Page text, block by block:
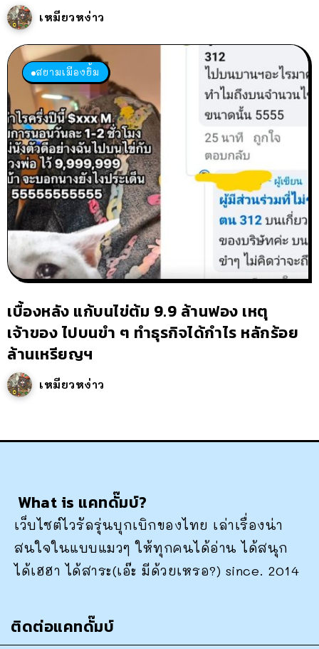
เหมียวหง่าว
สยามเมืองยิ้ม
เบื้องหลัง แก้บนไข่ต้ม 9.9 ล้านฟอง เหตุ
เจ้าของ ไปบนขำ ๆ ทำธุรกิจได้กำไร หลักร้อย
ล้านเหรียญฯ
เหมียวหง่าว
What is แคทดั๊มบ์?
เว็บไซต์ไวรัลรุ่นบุกเบิกของไทย เล่าเรื่องน่า
สนใจในแบบแมวๆ ให้ทุกคนได้อ่าน ได้สนุก
ได้เฮฮา ได้สาระ(เอ๊ะ มีด้วยเหรอ?) since. 2014
ติดต่อแคทดั๊มบ์